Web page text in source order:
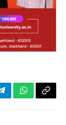
TelegramWhatsApp
Copy